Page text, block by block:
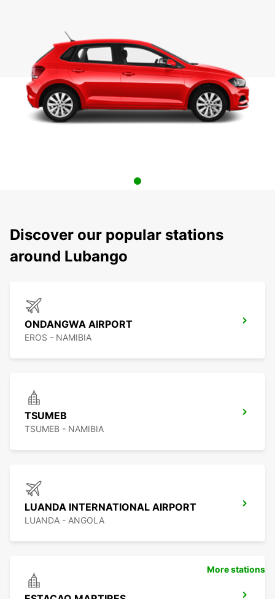
Discover our popular stations
around Lubango
ONDANGWA AIRPORT
EROS - NAMIBIA
TSUMEB
TSUMEB - NAMIBIA
LUANDA INTERNATIONAL AIRPORT
LUANDA - ANGOLA
More stations